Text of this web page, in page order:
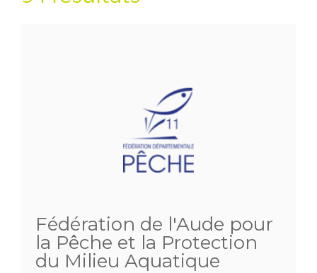
Fédération de l'Aude pour
la Pêche et la Protection
du Milieu Aquatique